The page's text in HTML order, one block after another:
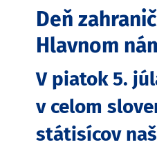
Deň
Hlavnom
V piatok 5.
v celom
státisícov